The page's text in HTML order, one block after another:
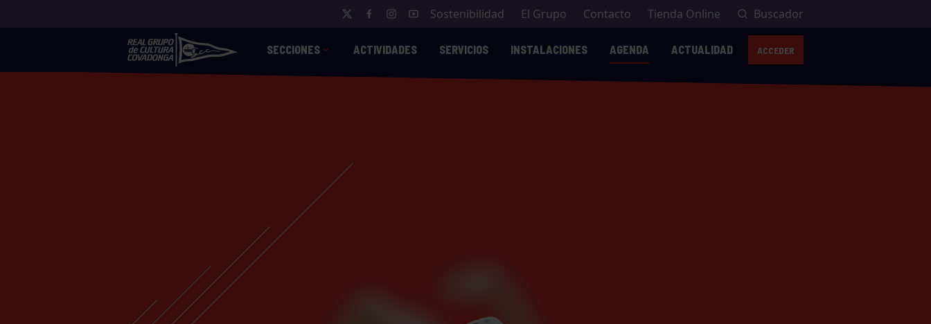
Sostenibilidad El Grupo Contacto Tienda Online Buscador
SECCIONES ACTIVIDADES SERVICIOS INSTALACIONES AGENDA ACTUALIDAD ACCEDER